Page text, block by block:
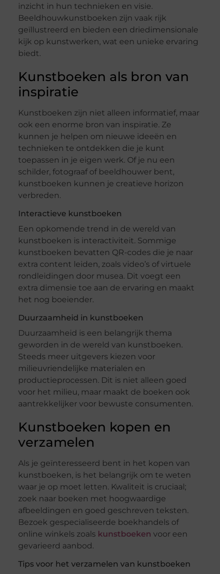
inzicht in hun technieken en visie.
Beeldhouwkunstboeken zijn vaak rijk
geïllustreerd en bieden een driedimensionale
kijk op kunstwerken, wat een unieke ervaring
biedt.
Kunstboeken als bron van
inspiratie
Kunstboeken zijn niet alleen informatief, maar
ook een enorme bron van inspiratie. Ze
kunnen je helpen om nieuwe ideeën en
technieken te ontdekken die je kunt
toepassen in je eigen werk. Of je nu een
schilder, fotograaf of beeldhouwer bent,
kunstboeken kunnen je creatieve horizon
verbreden.
Interactieve kunstboeken
Een opkomende trend in de wereld van
kunstboeken is interactiviteit. Sommige
kunstboeken bevatten QR-codes die je naar
extra content leiden, zoals video’s of virtuele
rondleidingen door musea. Dit voegt een
extra dimensie toe aan de ervaring en maakt
het nog boeiender.
Duurzaamheid in kunstboeken
Duurzaamheid is een belangrijk thema
geworden in de wereld van kunstboeken.
Steeds meer uitgevers kiezen voor
milieuvriendelijke materialen en
productieprocessen. Dit is niet alleen goed
voor het milieu, maar maakt de boeken ook
aantrekkelijker voor bewuste consumenten.
Kunstboeken kopen en
verzamelen
Als je geïnteresseerd bent in het kopen van
kunstboeken, is het belangrijk om te weten
waar je op moet letten. Kwaliteit is cruciaal;
zoek naar boeken met hoogwaardige
afbeeldingen en goed geschreven teksten.
Bezoek gespecialiseerde boekhandels of
online winkels zoals kunstboeken voor een
gevarieerd aanbod.
Tips voor het verzamelen van kunstboeken